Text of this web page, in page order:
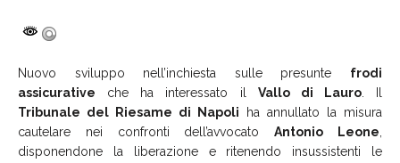
Nuovo sviluppo nell’inchiesta sulle presunte frodi
assicurative che ha interessato il Vallo di Lauro. Il
Tribunale del Riesame di Napoli ha annullato la misura
cautelare nei confronti dell’avvocatoAntonio Leone
disponendone la liberazione e ritenendo insussistenti le